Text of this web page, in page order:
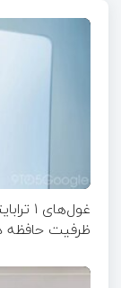
ظرفیت حافظه